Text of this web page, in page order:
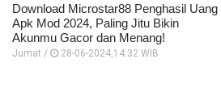
Download Microstar88 Penghasil Uang
Apk Mod 2024, Paling Jitu Bikin
Akunmu Gacor dan Menang!
Jumat / 28-06-2024,14:32 WIB